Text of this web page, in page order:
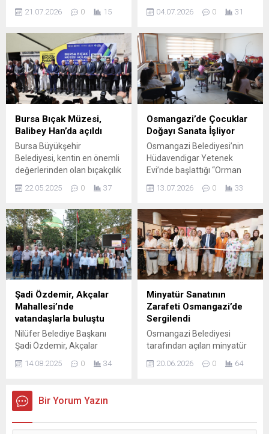
ilişkin resmi bir açıklama
yayınladı. Yapılan
sürecinin somut sonuçlar
üretme kararlılığıyla
yürütüldüğü vurgulandı.
Parti temsilcileri, sürecin
hedef odaklı olarak
ilerletileceğini belirterek,
görüşmelerin devam
edeceğinin sinyalini verdi.
Açıklamada ayrıca
diyalogun güçlendirilmesi ve
müzakere kanallarının açık
tutulmasının önemi
üzerinde duruldu.
21.07.2026 0 15
gerçekleştirdiği kapsamlı
temizlik çalışmasında bir
çıkarılırken, bunun 2,5
tonunu geri dönüşüm
atıkları oluşturdu.
Ayrıştırılarak Atık Getirme
Merkezi’ne taşınan geri
dönüşüm malzemeleri
yeniden ekonomiye
kazandırılacak. İlçe
genelinde temizlik
hizmetlerinin yanı sıra çevre
ve halk sağlığını tehdit eden
olumsuzlara da anında
müdahale eden...
04.07.2026 0 31
Bursa Bıçak Müzesi,
Balibey Han’da açıldı
Bursa Büyükşehir
Belediyesi, kentin en önemli
değerlerinden olan bıçakçılık
kuşaklara aktarmak
Müzesi’ni, Balibey Han’da
düzenlenen törenle hizmete
açtı. Büyükşehir Belediyesi,
bıçakçılık geleneğini
uluslararası alana taşıyacak
olan ‘Uluslararası Bursa
Bıçak Festivali’ne de 23-24-
25 Mayıs tarihleri arasında
ev sahipliği yapacak.
“Müzeler Kenti Bursa”
hedefi doğrultusunda
çalışmalarını...
22.05.2025 0 37
Osmangazi’de Çocuklar
Doğayı Sanata İşliyor
Osmangazi Belediyesi’nin
Hüdavendigar Yetenek
Evi’nde başlattığı “Orman
çocukların doğadan
eserine dönüştürerek hem
hayal güçlerini
geliştirmelerine, hem de geri
dönüşüm ve çevre bilinci
kazanmalarına katkı
sağlıyor. Osmangazi
Belediyesi’nin çocukların yaz
tatilini verimli, eğitici ve
sosyal aktivitelerle
değerlendirmesi amacıyla
sürdürdüğü atölye
çalışmaları kapsamında bu
kez “Orman Sanatları...
13.07.2026 0 33
Şadi Özdemir, Akçalar
Mahallesi’nde
vatandaşlarla buluştu
Nilüfer Belediye Başkanı
Şadi Özdemir, Akçalar
Mahallesi’nde esnafları
ziyaret edip, sohbet etti.
verimli kullanmaya
çalıştıklarını ifade eden
14.08.2025 0 34
Minyatür Sanatının
Zarafeti Osmangazi’de
Sergilendi
Osmangazi Belediyesi
tarafından açılan minyatür
kurslarına katılan
kursiyerlerin yıl boyunca
20.06.2026 0 64
Bir Yorum Yazın